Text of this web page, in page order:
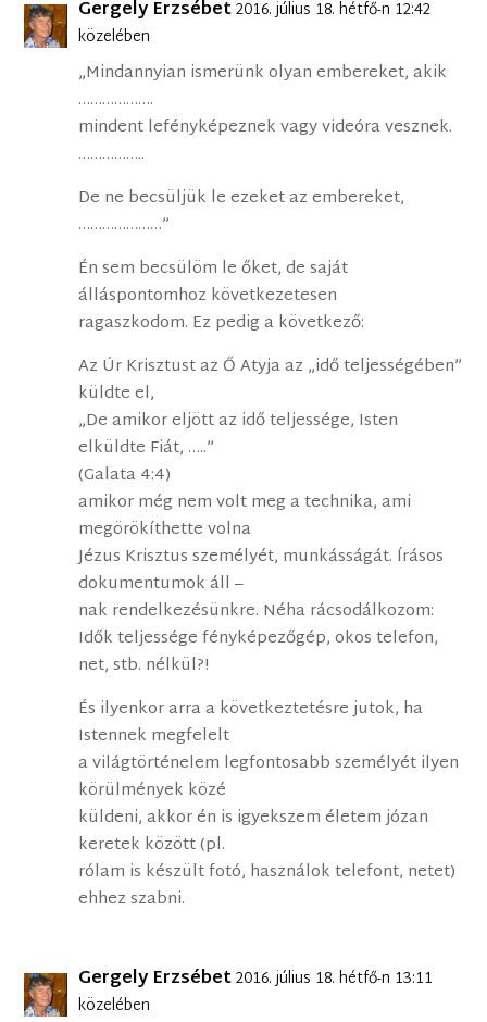
Gergely Erzsébet2016. július 18. hétfő-n 12:42
közelében
„Mindannyian ismerünk olyan embereket, akik
……………….
mindent lefényképeznek vagy videóra vesznek.
……………..
De ne becsüljük le ezeket az embereket,
…………………”
Én sem becsülöm le őket, de saját
álláspontomhoz következetesen
ragaszkodom. Ez pedig a következő:
Az Úr Krisztust az Ő Atyja az „idő teljességében”
küldte el,
„De amikor eljött az idő teljessége, Isten
elküldte Fiát, …..”
(Galata 4:4)
amikor még nem volt meg a technika, ami
megörökíthette volna
Jézus Krisztus személyét, munkásságát. Írásos
dokumentumok áll –
nak rendelkezésünkre. Néha rácsodálkozom:
Idők teljessége fényképezőgép, okos telefon,
net, stb. nélkül?!
És ilyenkor arra a következtetésre jutok, ha
Istennek megfelelt
a világtörténelem legfontosabb személyét ilyen
körülmények közé
küldeni, akkor én is igyekszem életem józan
keretek között (pl.
rólam is készült fotó, használok telefont, netet)
ehhez szabni.
Gergely Erzsébet2016. július 18. hétfő-n 13:11
közelében